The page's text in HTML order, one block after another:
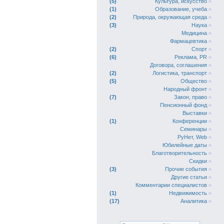
1
Образование, учеба «
2
Природа, окружающая среда «
3
Наука «
Медицина «
Фармацевтика «
2
Спорт «
6
Реклама, PR «
Договора, соглашения «
2
Логистика, транспорт «
5
Общество «
Народный фронт «
7
Закон, право «
Пенсионный фонд «
Выставки «
1
Конференции «
Семинары «
РуНет, Web «
Юбилейные даты «
Благотворительность «
Скидки «
3
Прочие события «
Другие статьи «
Комментарии специалистов «
1
Недвижимость «
17
Аналитика «